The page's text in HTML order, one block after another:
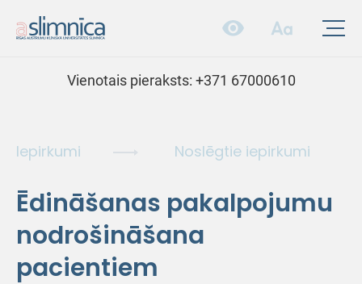
Vienotais pieraksts: +371 67000610
Iepirkumi Noslēgtie iepirkumi
Ēdināšanas pakalpojumu
nodrošināšana
pacientiem